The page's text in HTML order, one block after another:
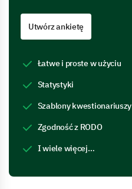
Utwórz ankietę
Łatwe i proste w użyciu
Statystyki
Szablony kwestionariuszy
Zgodność z RODO
I wiele więcej…